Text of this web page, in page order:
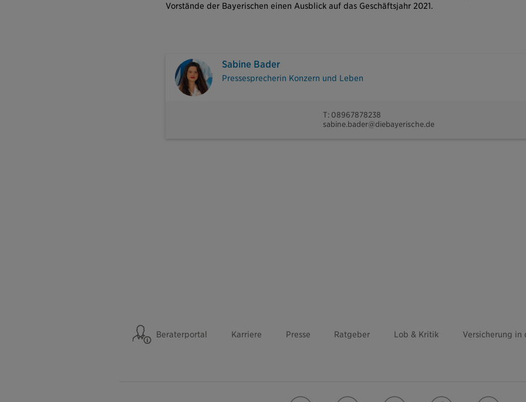
Vorstände der Bayerischen einen Ausblick auf das Geschäftsjahr 2021.
Sabine Bader
Pressesprecherin Konzern und Leben
T: 08967878238
sabine.bader@diebayerische.de
Beraterportal Karriere Presse Ratgeber Lob & Kritik Versicherung in